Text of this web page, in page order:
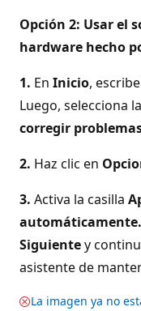
Opción 2: Usar el
hardware hecho
1. En Inicio, escribe
Luego, selecciona
corregir
2. Haz clic en
3. Activa la casilla
automáticamente.
Siguientey
asistente de
La imagen ya no